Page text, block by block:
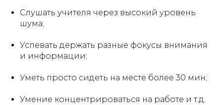
Слушать учителя через высокий уровень
шума;
Успевать держать разные фокусы внимания
и информации;
Уметь просто сидеть на месте более 30 мин;
Умение концентрироваться на работе и т.д.